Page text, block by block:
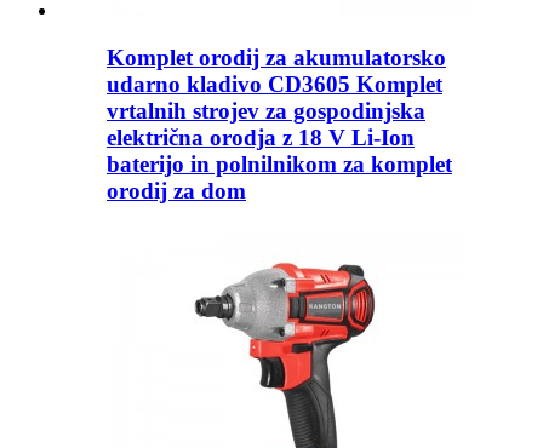
Komplet orodij za akumulatorsko
udarno kladivo CD3605 Komplet
vrtalnih strojev za gospodinjska
električna orodja z 18 V Li-Ion
baterijo in polnilnikom za komplet
orodij za dom